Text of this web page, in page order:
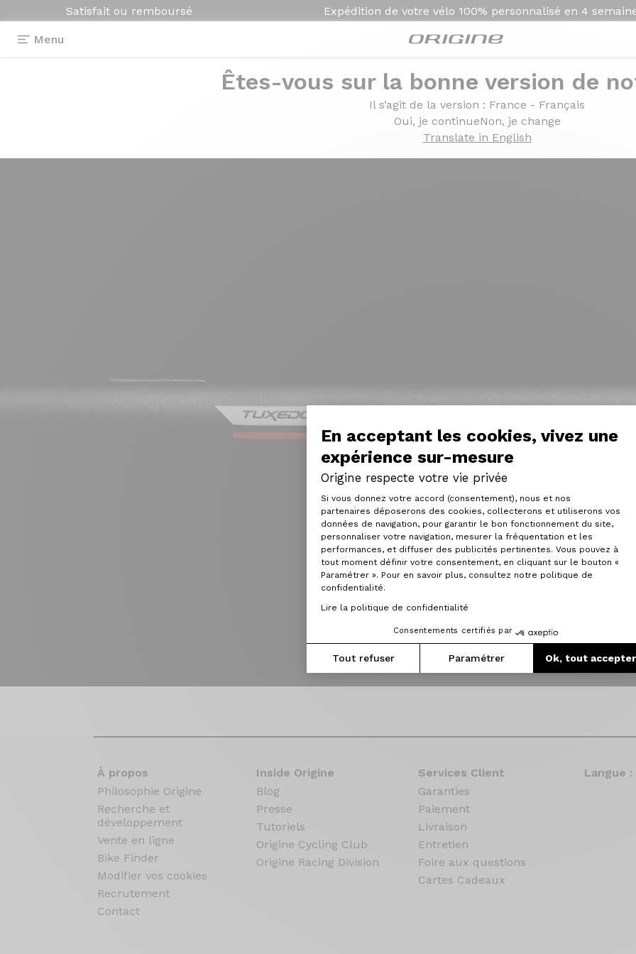
En acceptant les cookies, vivez une
expérience sur-mesure
Origine respecte votre vie privée
Plateforme de Gestion du
Si vous donnez votre accord (consentement), nous et nos
partenaires déposerons des cookies, collecterons et utiliserons vos
données de navigation, pour garantir le bon fonctionnement du site,
personnaliser votre navigation, mesurer la fréquentation et les
performances, et diffuser des publicités pertinentes. Vous pouvez à
tout moment définir votre consentement, en cliquant sur le bouton «
Paramétrer ». Pour en savoir plus, consultez notre politique de
confidentialité.
Lire la politique de confidentialité
Consentements certifiés par
Tout refuser Paramétrer Ok, tout accepter
Axeptio consent
Satisfait ou remboursé Expédition de votre vélo 100% personnalisé en 4
Menu
Êtes-vous sur la bonne version de
Il s’agit de la version : France - Français
Oui, je continueNon, je change
Translate in English
> Tuxedo Evo2 - Zoom Top Tube
- Zoom Top Tube
À propos
Philosophie Origine
Recherche et
développement
Vente en ligne
Bike Finder
Modifier vos cookies
Recrutement
Contact
Inside Origine
Blog
Presse
Tutoriels
Origine Cycling Club
Origine Racing Division
Services Client
Garanties
Paiement
Livraison
Entretien
Foire aux questions
Cartes Cadeaux
Langue :